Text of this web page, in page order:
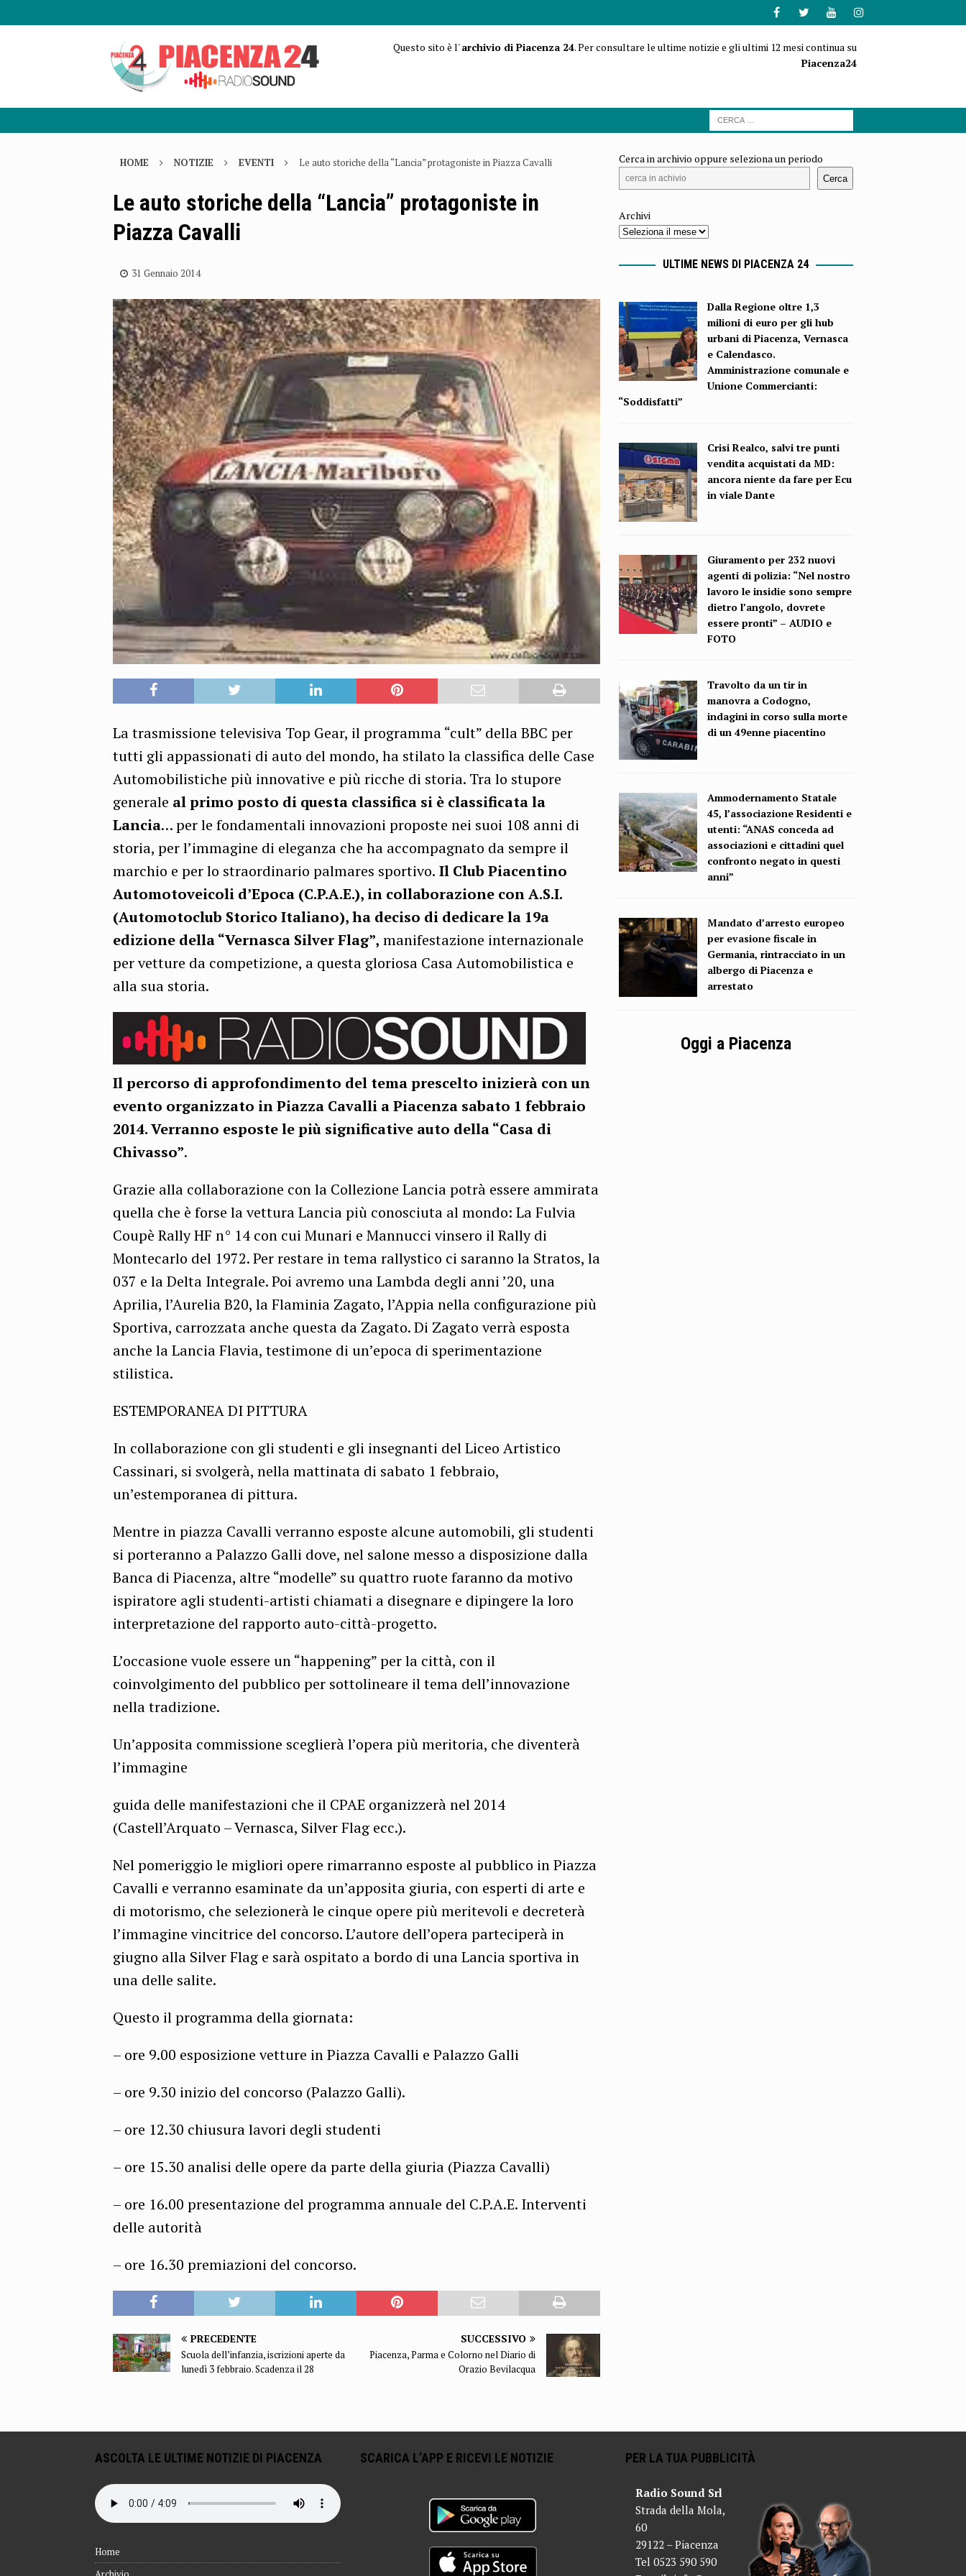
Questo sito è l'archivio di Piacenza 24. Per consultare le ultime notizie e gli ultimi 12 mesi continua su
Piacenza24
HOME NOTIZIE EVENTI Le auto storiche della “Lancia” protagoniste in Piazza Cavalli
Le auto storiche della “Lancia” protagoniste in
Piazza Cavalli
31 Gennaio 2014
La trasmissione televisiva Top Gear, il programma “cult” della BBC per
tutti gli appassionati di auto del mondo, ha stilato la classifica delle Case
Automobilistiche più innovative e più ricche di storia. Tra lo stupore
generale al primo posto di questa classifica si è classificata la
Lancia… per le fondamentali innovazioni proposte nei suoi 108 anni di
storia, per l’immagine di eleganza che ha accompagnato da sempre il
marchio e per lo straordinario palmares sportivo. Il Club Piacentino
Automotoveicoli d’Epoca (C.P.A.E.), in collaborazione con A.S.I.
(Automotoclub Storico Italiano), ha deciso di dedicare la 19a
edizione della “Vernasca Silver Flag”, manifestazione internazionale
per vetture da competizione, a questa gloriosa Casa Automobilistica e
alla sua storia.
Il percorso di approfondimento del tema prescelto inizierà con un
evento organizzato in Piazza Cavalli a Piacenza sabato 1 febbraio
2014. Verranno esposte le più significative auto della “Casa di
Chivasso”.
Grazie alla collaborazione con la Collezione Lancia potrà essere ammirata
quella che è forse la vettura Lancia più conosciuta al mondo: La Fulvia
Coupè Rally HF n° 14 con cui Munari e Mannucci vinsero il Rally di
Montecarlo del 1972. Per restare in tema rallystico ci saranno la Stratos, la
037 e la Delta Integrale. Poi avremo una Lambda degli anni ’20, una
Aprilia, l’Aurelia B20, la Flaminia Zagato, l’Appia nella configurazione più
Sportiva, carrozzata anche questa da Zagato. Di Zagato verrà esposta
anche la Lancia Flavia, testimone di un’epoca di sperimentazione
stilistica.
ESTEMPORANEA DI PITTURA
In collaborazione con gli studenti e gli insegnanti del Liceo Artistico
Cassinari, si svolgerà, nella mattinata di sabato 1 febbraio,
un’estemporanea di pittura.
Mentre in piazza Cavalli verranno esposte alcune automobili, gli studenti
si porteranno a Palazzo Galli dove, nel salone messo a disposizione dalla
Banca di Piacenza, altre “modelle” su quattro ruote faranno da motivo
ispiratore agli studenti-artisti chiamati a disegnare e dipingere la loro
interpretazione del rapporto auto-città-progetto.
L’occasione vuole essere un “happening” per la città, con il
coinvolgimento del pubblico per sottolineare il tema dell’innovazione
nella tradizione.
Un’apposita commissione sceglierà l’opera più meritoria, che diventerà
l’immagine
guida delle manifestazioni che il CPAE organizzerà nel 2014
(Castell’Arquato – Vernasca, Silver Flag ecc.).
Nel pomeriggio le migliori opere rimarranno esposte al pubblico in Piazza
Cavalli e verranno esaminate da un’apposita giuria, con esperti di arte e
di motorismo, che selezionerà le cinque opere più meritevoli e decreterà
l’immagine vincitrice del concorso. L’autore dell’opera parteciperà in
giugno alla Silver Flag e sarà ospitato a bordo di una Lancia sportiva in
una delle salite.
Questo il programma della giornata:
– ore 9.00 esposizione vetture in Piazza Cavalli e Palazzo Galli
– ore 9.30 inizio del concorso (Palazzo Galli).
– ore 12.30 chiusura lavori degli studenti
– ore 15.30 analisi delle opere da parte della giuria (Piazza Cavalli)
– ore 16.00 presentazione del programma annuale del C.P.A.E. Interventi
delle autorità
– ore 16.30 premiazioni del concorso.
PRECEDENTE
Scuola dell’infanzia, iscrizioni aperte da
lunedì 3 febbraio. Scadenza il 28
SUCCESSIVO
Piacenza, Parma e Colorno nel Diario di
Orazio Bevilacqua
Cerca in archivio oppure seleziona un periodo
Cerca
Archivi
ULTIME NEWS DI PIACENZA 24
Dalla Regione oltre 1,3
milioni di euro per gli hub
urbani di Piacenza, Vernasca
e Calendasco.
Amministrazione comunale e
Unione Commercianti:
“Soddisfatti”
Crisi Realco, salvi tre punti
vendita acquistati da MD:
ancora niente da fare per Ecu
in viale Dante
Giuramento per 232 nuovi
agenti di polizia: “Nel nostro
lavoro le insidie sono sempre
dietro l’angolo, dovrete
essere pronti” – AUDIO e
FOTO
Travolto da un tir in
manovra a Codogno,
indagini in corso sulla morte
di un 49enne piacentino
Ammodernamento Statale
45, l’associazione Residenti e
utenti: “ANAS conceda ad
associazioni e cittadini quel
confronto negato in questi
anni”
Mandato d’arresto europeo
per evasione fiscale in
Germania, rintracciato in un
albergo di Piacenza e
arrestato
Oggi a Piacenza
ASCOLTA LE ULTIME NOTIZIE DI PIACENZA
Home
SCARICA L’APP E RICEVI LE NOTIZIE PER LA TUA PUBBLICITÀ
Radio Sound Srl
Strada della Mola,
60
29122 – Piacenza
Tel 0523 590 590